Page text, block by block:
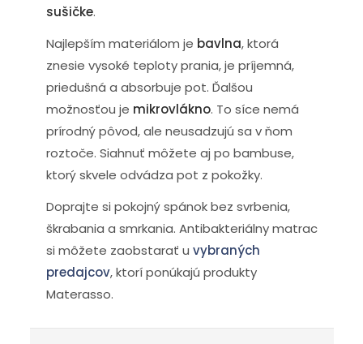
sušičke.
Najlepším materiálom je bavlna, ktorá
znesie vysoké teploty prania, je príjemná,
priedušná a absorbuje pot. Ďalšou
možnosťou je mikrovlákno. To síce nemá
prírodný pôvod, ale neusadzujú sa v ňom
roztoče. Siahnuť môžete aj po bambuse,
ktorý skvele odvádza pot z pokožky.
Doprajte si pokojný spánok bez svrbenia,
škrabania a smrkania. Antibakteriálny matrac
si môžete zaobstarať u vybraných
predajcov, ktorí ponúkajú produkty
Materasso.